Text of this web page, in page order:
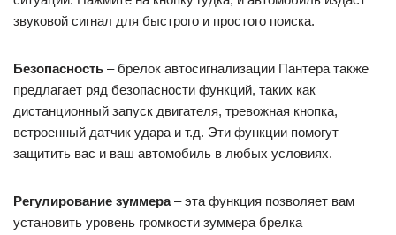
звуковой сигнал для быстрого и простого поиска.
Безопасность – брелок автосигнализации Пантера также
предлагает ряд безопасности функций, таких как
дистанционный запуск двигателя, тревожная кнопка,
встроенный датчик удара и т.д. Эти функции помогут
защитить вас и ваш автомобиль в любых условиях.
Регулирование зуммера– эта функция позволяет вам
установить уровень громкости зуммера брелка